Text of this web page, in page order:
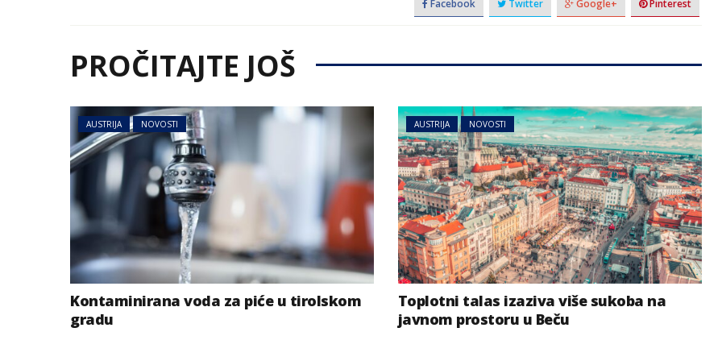
Facebook Twitter Google+ Pinterest
PROČITAJTE JOŠ
AUSTRIJA NOVOSTI
Kontaminirana voda za piće u tirolskom
gradu
AUSTRIJA NOVOSTI
Toplotni talas izaziva više sukoba na
javnom prostoru u Beču